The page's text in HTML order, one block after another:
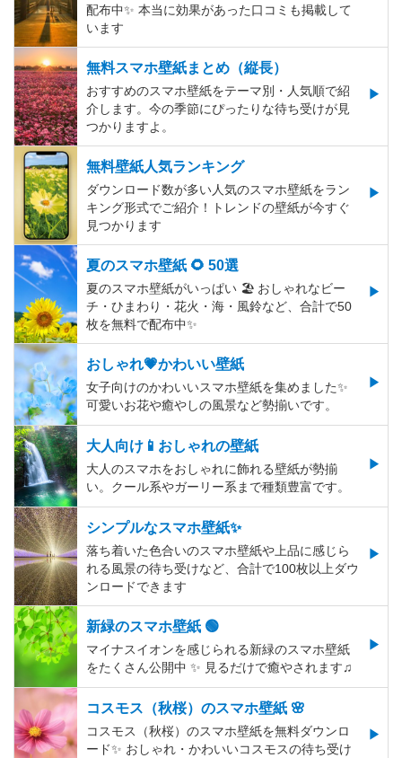
配布中✨️ 本当に効果があった口コミも掲載して
います
無料スマホ壁紙まとめ（縦長）
おすすめのスマホ壁紙をテーマ別・人気順で紹
介します。今の季節にぴったりな待ち受けが見
つかりますよ。
無料壁紙人気ランキング
ダウンロード数が多い人気のスマホ壁紙をラン
キング形式でご紹介！トレンドの壁紙が今すぐ
見つかります
夏のスマホ壁紙 🌻 50選
夏のスマホ壁紙がいっぱい 🏖 おしゃれなビー
チ・ひまわり・花火・海・風鈴など、合計で50
枚を無料で配布中✨
おしゃれ💗かわいい壁紙
女子向けのかわいいスマホ壁紙を集めました✨
可愛いお花や癒やしの風景など勢揃いです。
大人向け📱おしゃれの壁紙
大人のスマホをおしゃれに飾れる壁紙が勢揃
い。クール系やガーリー系まで種類豊富です。
シンプルなスマホ壁紙✨
落ち着いた色合いのスマホ壁紙や上品に感じら
れる風景の待ち受けなど、合計で100枚以上ダウ
ンロードできます
新緑のスマホ壁紙 🟢
マイナスイオンを感じられる新緑のスマホ壁紙
をたくさん公開中 ✨ 見るだけで癒やされます♫
コスモス（秋桜）のスマホ壁紙 🌸
コスモス（秋桜）のスマホ壁紙を無料ダウンロ
ード✨️ おしゃれ・かわいいコスモスの待ち受け